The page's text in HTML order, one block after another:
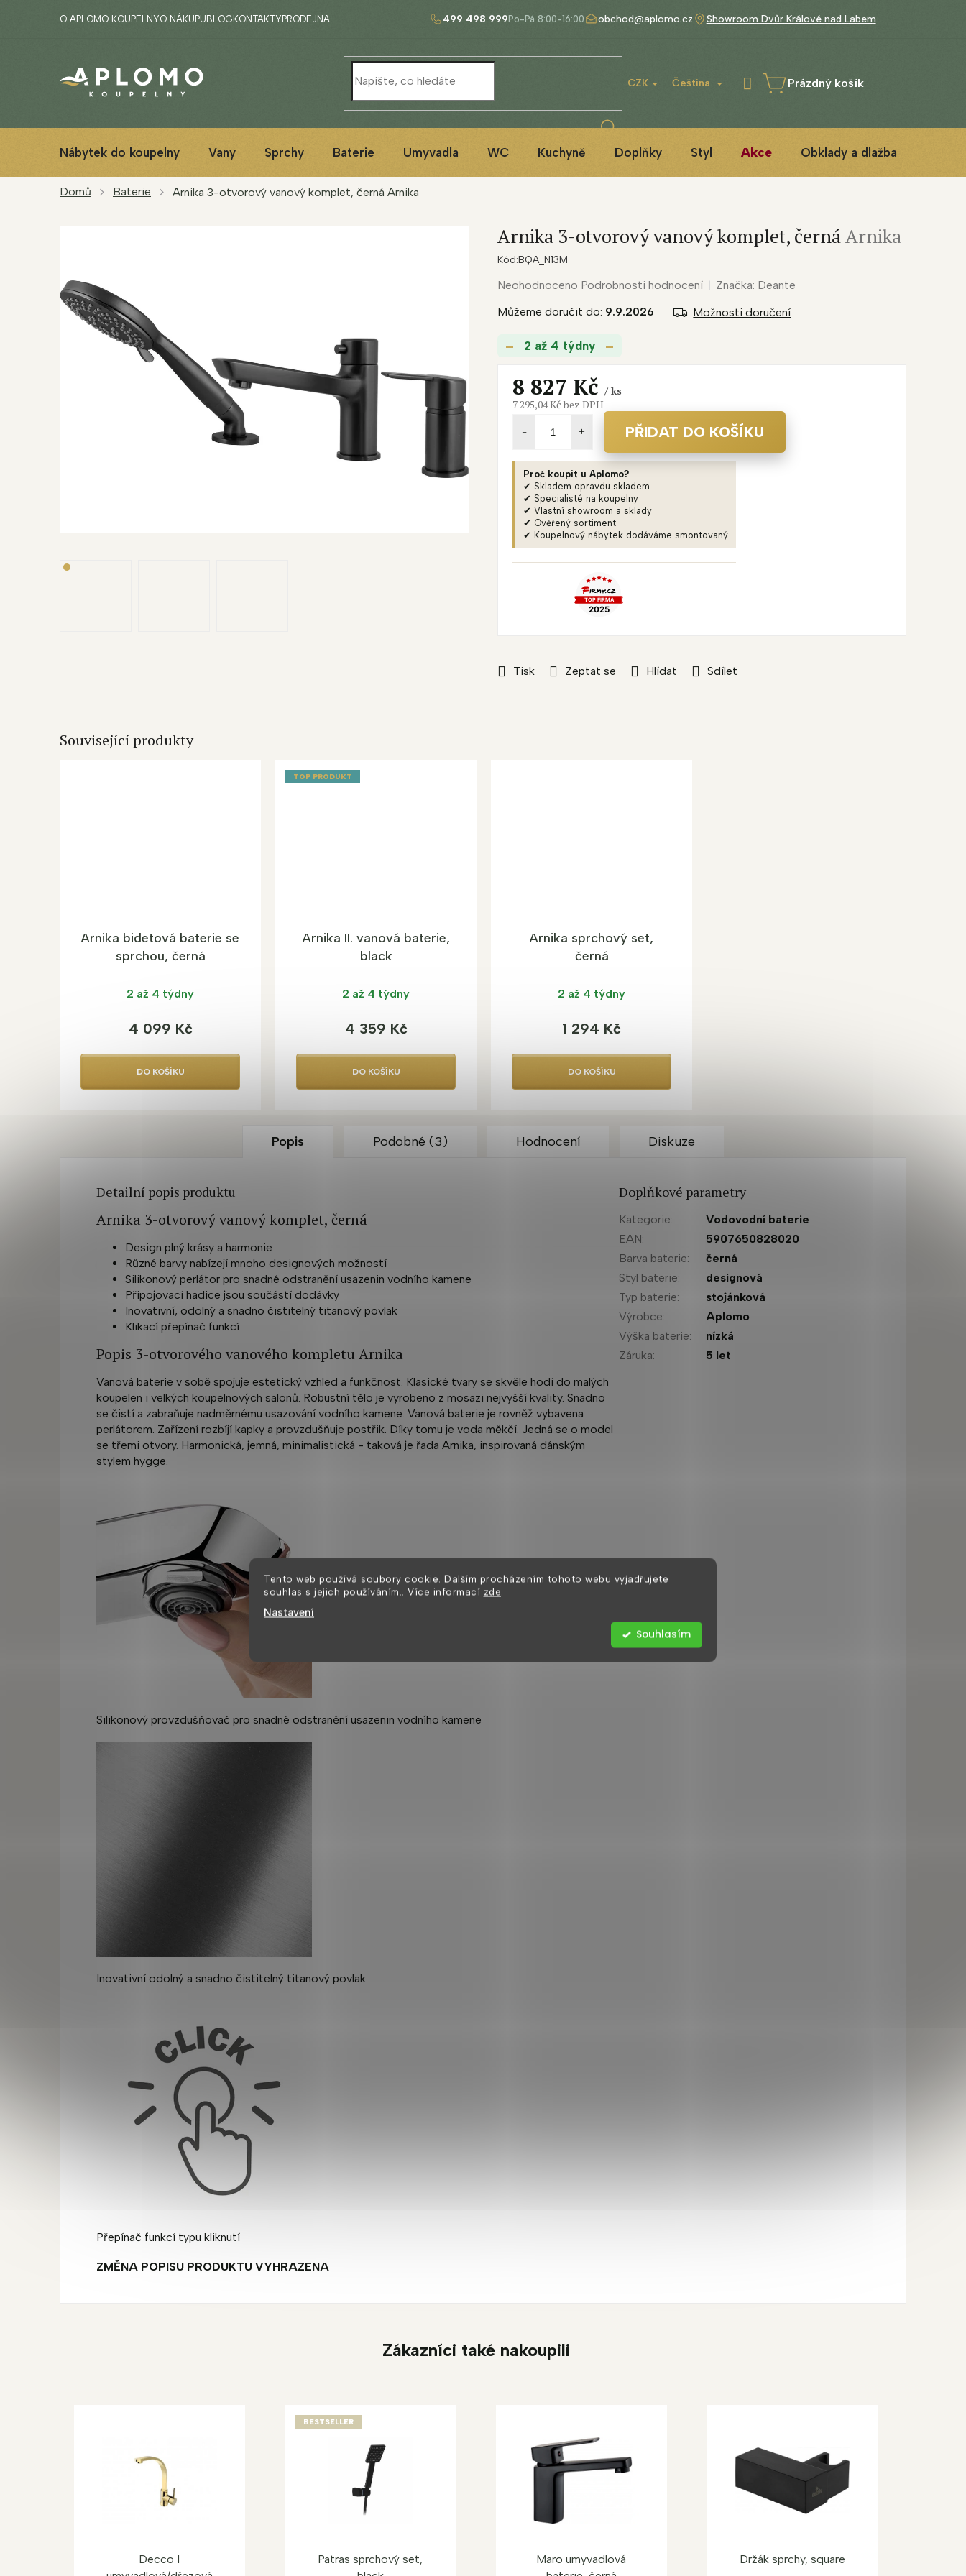
Tento web používá soubory cookie. Dalším procházením tohoto webu vyjadřujete
souhlas s jejich používáním.. Více informací zde.
Nastavení
Souhlasím
499 498 999 obchod@aplomo.cz Showroom Dvůr Králové nad Labem
O APLOMO KOUPELNYO NÁKUPU BLOG KONTAKTY PRODEJNA
CZK Čeština
NÁKUPNÍ
Prázdný košík
Nábytek do koupelny Vany Sprchy Baterie Umyvadla WC Kuchyně Doplňky Styl Akce Obklady a dlažba
Domů Baterie Arnika 3-otvorový vanový komplet, černá Arnika
2 až 4 týdny
Můžeme doručit do: 9.9.2026 Možnosti doručení
Tisk Zeptat se Hlídat Sdílet
Arnika 3-otvorový vanový komplet, černáArnika
Kód:BQA_N13M
Průměrné
produktu
0,0
hvězdiček.
Neohodnoceno Podrobnosti hodnocení Značka: Deante
8 827 Kč/ ks
7 295,04 Kč bez DPH
PŘIDAT DO KOŠÍKU
Proč koupit u Aplomo?
✔ Skladem opravdu skladem
✔ Specialisté na koupelny
✔ Vlastní showroom a sklady
✔ Ověřený sortiment
✔ Koupelnový nábytek dodáváme smontovaný
Související produkty
Arnika bidetová baterie se
sprchou, černá
2 až 4 týdny
4 099 Kč
DO KOŠÍKU
TOP PRODUKT
Arnika II. vanová baterie,
black
2 až 4 týdny
4 359 Kč
DO KOŠÍKU
Arnika sprchový set,
černá
2 až 4 týdny
1 294 Kč
DO KOŠÍKU
Popis Podobné (3) Hodnocení Diskuze
Detailní popis produktu
Arnika 3-otvorový vanový komplet, černá
Design plný krásy a harmonie
Různé barvy nabízejí mnoho designových možností
Silikonový perlátor pro snadné odstranění usazenin vodního kamene
Připojovací hadice jsou součástí dodávky
Inovativní, odolný a snadno čistitelný titanový povlak
Klikací přepínač funkcí
Popis 3-otvorového vanového kompletu Arnika
Vanová baterie v sobě spojuje estetický vzhled a funkčnost. Klasické tvary se skvěle hodí do malých
koupelen i velkých koupelnových salonů. Robustní tělo je vyrobeno z mosazi nejvyšší kvality. Snadno
se čistí a zabraňuje nadměrnému usazování vodního kamene. Vanová baterie je rovněž vybavena
perlátorem. Zařízení rozbíjí kapky a provzdušňuje postřik. Díky tomu je voda měkčí. Jedná se o model
se třemi otvory. Harmonická, jemná, minimalistická - taková je řada Arnika, inspirovaná dánským
stylem hygge.
Silikonový provzdušňovač pro snadné odstranění usazenin vodního kamene
Inovativní odolný a snadno čistitelný titanový povlak
Přepínač funkcí typu kliknutí
ZMĚNA POPISU PRODUKTU VYHRAZENA
Doplňkové parametry
Kategorie:
Vodovodní baterie
EAN:
5907650828020
Barva baterie:
černá
Styl baterie:
designová
Typ baterie:
stojánková
Výrobce:
Aplomo
Výška baterie:
nízká
Záruka: 5 let
Zákazníci také nakoupili
Decco I
BESTSELLER
Patras sprchový set,
Maro umyvadlová
Držák sprchy, square